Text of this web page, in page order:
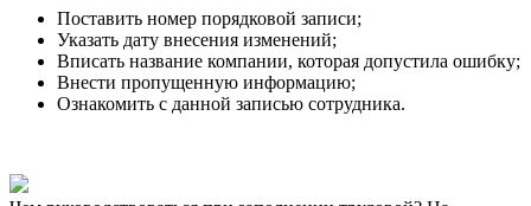
Поставить номер порядковой записи;
Указать дату внесения изменений;
Вписать название компании, которая допустила ошибку;
Внести пропущенную информацию;
Ознакомить с данной записью сотрудника.